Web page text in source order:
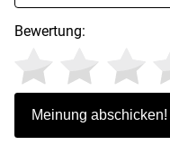
Bewertung: